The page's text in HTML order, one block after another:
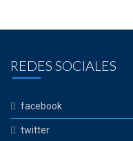
REDES SOCIALES
facebook
twitter